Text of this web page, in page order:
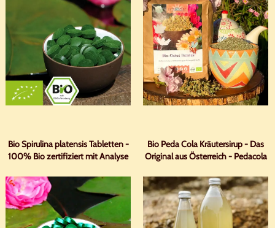
Bio Spirulina platensis Tabletten -
100% Bio zertifiziert mit Analyse
Bio Peda Cola Kräutersirup - Das
Original aus Österreich - Pedacola